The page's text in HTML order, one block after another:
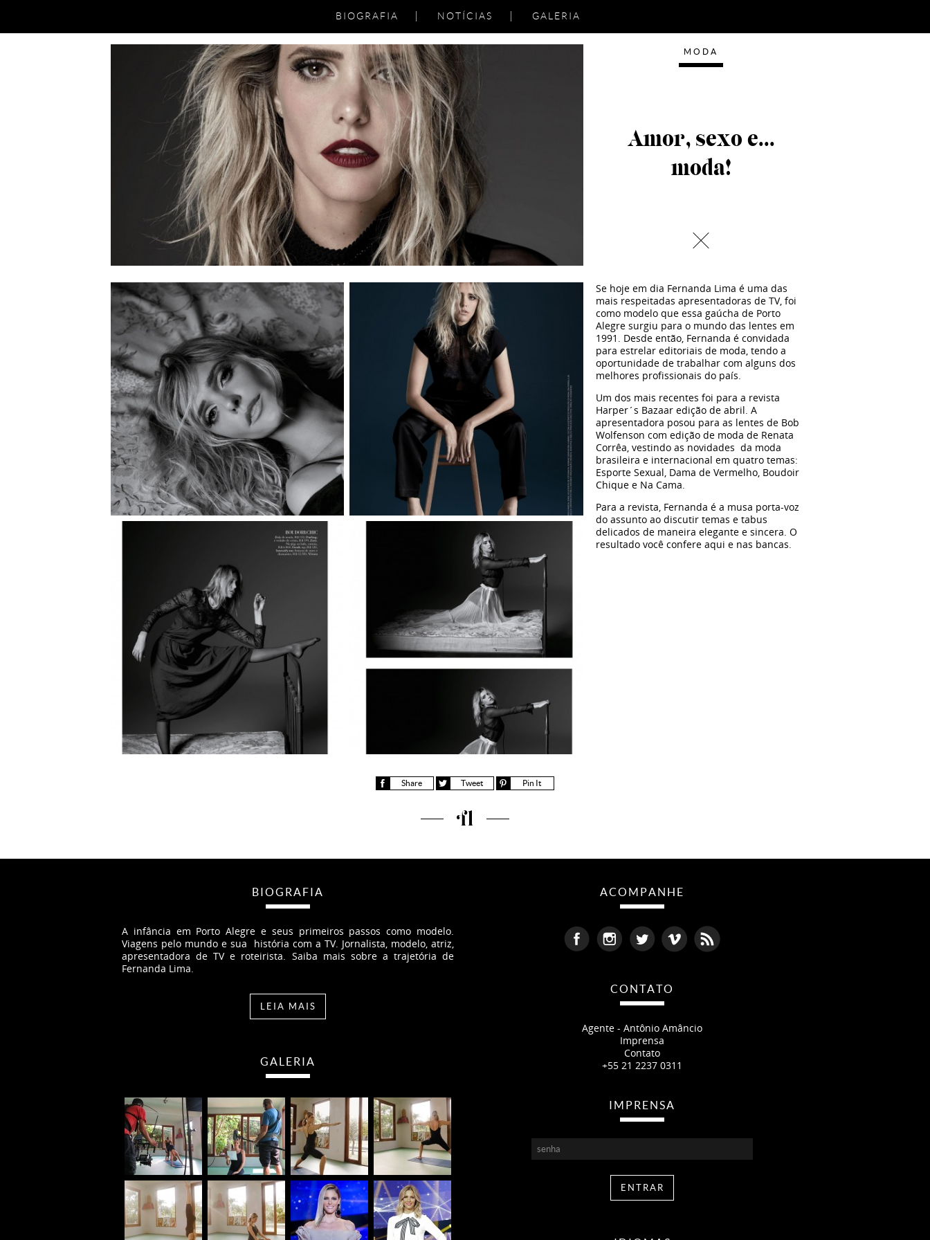
BIOGRAFIA NOTÍCIAS GALERIA
MODA
Amor, sexo e...
moda!
Se hoje em dia Fernanda Lima é uma das
mais respeitadas apresentadoras de TV, foi
como modelo que essa gaúcha de Porto
Alegre surgiu para o mundo das lentes em
1991. Desde então, Fernanda é convidada
para estrelar editoriais de moda, tendo a
oportunidade de trabalhar com alguns dos
melhores profissionais do país.
Um dos mais recentes foi para a revista
Harper´s Bazaar edição de abril. A
apresentadora posou para as lentes de Bob
Wolfenson com edição de moda de Renata
Corrêa, vestindo as novidades da moda
brasileira e internacional em quatro temas:
Esporte Sexual, Dama de Vermelho, Boudoir
Chique e Na Cama.
Para a revista, Fernanda é a musa porta-voz
do assunto ao discutir temas e tabus
delicados de maneira elegante e sincera. O
resultado você confere aqui e nas bancas.
Share Tweet Pin It
Fernanda Lima
BIOGRAFIA
A infância em Porto Alegre e seus primeiros passos como modelo.
Viagens pelo mundo e sua história com a TV. Jornalista, modelo, atriz,
apresentadora de TV e roteirista. Saiba mais sobre a trajetória de
Fernanda Lima.
LEIA MAIS
GALERIA
ACOMPANHE
CONTATO
Agente - Antônio Amâncio
Imprensa
Contato
+55 21 2237 0311
IMPRENSA